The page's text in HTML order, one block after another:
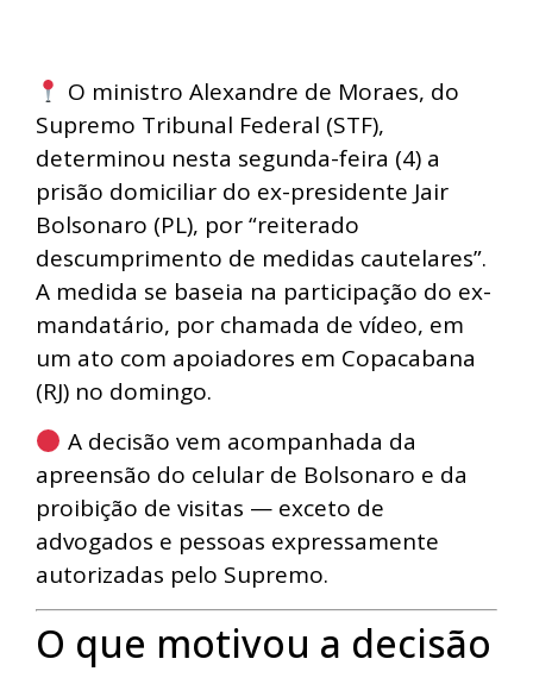
O ministro Alexandre de Moraes, do
Supremo Tribunal Federal (STF),
determinou nesta segunda-feira (4) a
prisão domiciliar do ex-presidente Jair
Bolsonaro (PL), por “reiterado
descumprimento de medidas cautelares”.
A medida se baseia na participação do ex-
mandatário, por chamada de vídeo, em
um ato com apoiadores em Copacabana
(RJ) no domingo.
A decisão vem acompanhada da
apreensão do celular de Bolsonaro e da
proibição de visitas — exceto de
advogados e pessoas expressamente
autorizadas pelo Supremo.
O que motivou a decisão